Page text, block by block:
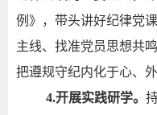
例》，带头讲好纪律党
主线、找准党员思想共
把遵规守纪内化于心、外
4.开展实践研学。